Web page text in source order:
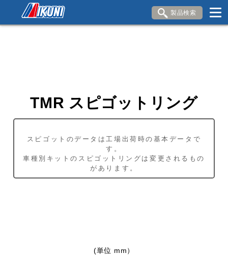
製品検索
閉じる
TMR スピゴットリング
スピゴットのデータは工場出荷時の基本データで
す。
車種別キットのスピゴットリングは変更されるもの
があります。
(単位 mm）